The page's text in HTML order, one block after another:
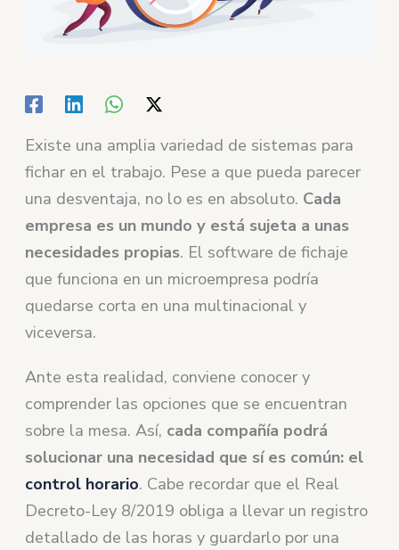
Existe una amplia variedad de sistemas para
fichar en el trabajo. Pese a que pueda parecer
una desventaja, no lo es en absoluto. Cada
empresa es un mundo y está sujeta a unas
necesidades propias. El software de fichaje
que funciona en un microempresa podría
quedarse corta en una multinacional y
viceversa.
Ante esta realidad, conviene conocer y
comprender las opciones que se encuentran
sobre la mesa. Así, cada compañía podrá
solucionar una necesidad que sí es común: el
control horario. Cabe recordar que el Real
Decreto-Ley 8/2019 obliga a llevar un registro
detallado de las horas y guardarlo por una